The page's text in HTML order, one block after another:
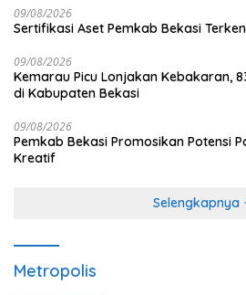
09/08/2026
Sertifikasi Aset Pemkab Bekasi
09/08/2026
Kemarau Picu Lonjakan Kebakaran,
di Kabupaten Bekasi
09/08/2026
Pemkab Bekasi Promosikan Potensi
Kreatif
Selengkapnya
Metropolis